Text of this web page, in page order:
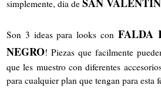
simplemente, dia de
Son 3 ideas para looks con FALDA
NEGRO! Piezas que facilmente
que les muestro con diferentes
para cualquier plan que tengan para esta